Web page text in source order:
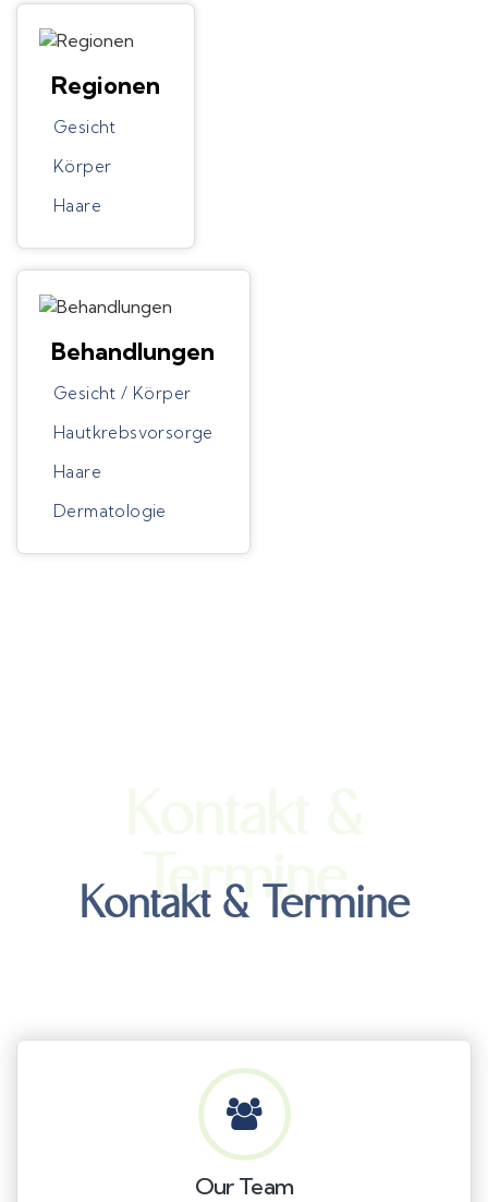
Regionen
Gesicht
Körper
Haare
Behandlungen
Gesicht / Körper
Hautkrebsvorsorge
Haare
Dermatologie
Termine
Kontakt & Termine
Our Team